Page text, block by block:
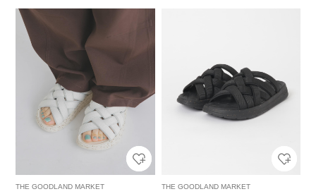
THE GOODLAND MARKET THE GOODLAND MARKET